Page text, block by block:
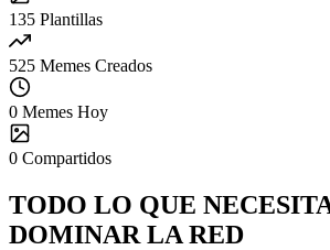
135 Plantillas
525 Memes Creados
0 Memes Hoy
0 Compartidos
TODO LO QUE
DOMINAR LA RED